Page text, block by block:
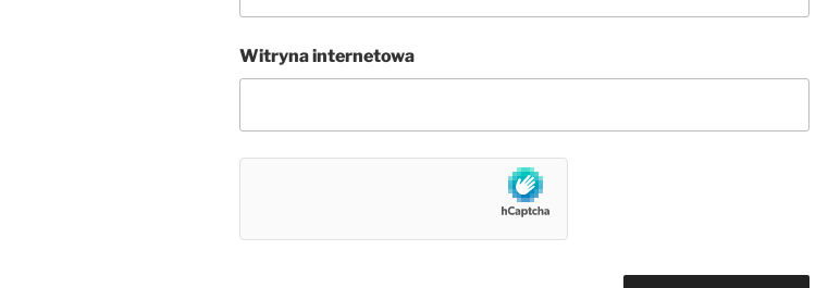
Witryna internetowa